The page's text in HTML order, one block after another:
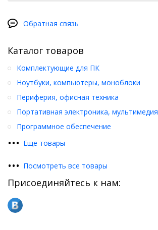
Обратная связь
Каталог товаров
••• Еще товары
Комплектующие для ПК
Ноутбуки, компьютеры, моноблоки
Периферия, офисная техника
Портативная электроника, мультимедия
Программное обеспечение
••• Посмотреть все товары
Присоединяйтесь к нам: